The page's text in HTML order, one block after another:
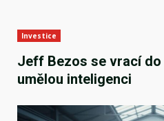
Investice
Jeff Bezos se vrací do
umělou inteligenci